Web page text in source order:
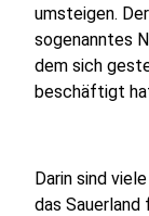
umsteigen.
sogenanntes
dem sich
beschäftigt
Darin sind
das